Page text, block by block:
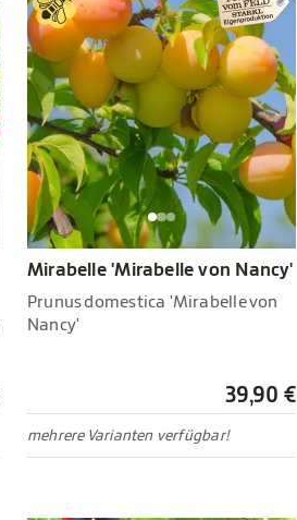
Mirabelle 'Mirabelle von Nancy'
Prunus domestica 'Mirabelle von
Nancy'
39,90 €
mehrere Varianten verfügbar!